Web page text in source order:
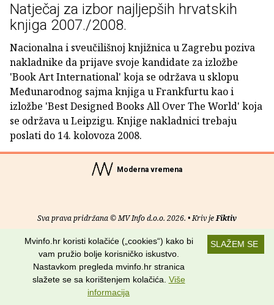
Natječaj za izbor najljepših hrvatskih
knjiga 2007./2008.
Nacionalna i sveučilišnoj knjižnica u Zagrebu poziva
nakladnike da prijave svoje kandidate za izložbe
'Book Art International' koja se održava u sklopu
Međunarodnog sajma knjiga u Frankfurtu kao i
izložbe 'Best Designed Books All Over The World' koja
se održava u Leipzigu. Knjige nakladnici trebaju
poslati do 14. kolovoza 2008.
Moderna vremena
Sva prava pridržana © MV Info d.o.o. 2026. • Kriv jeFiktiv
O nama• Pomoć•Uvjeti korištenja•RSS kanali
Potraži nas na:
SLAŽEM SE
Mvinfo.hr koristi kolačiće („cookies“) kako bi
vam pružio bolje korisničko iskustvo.
Nastavkom pregleda mvinfo.hr stranica
slažete se sa korištenjem kolačića. Više
informacija